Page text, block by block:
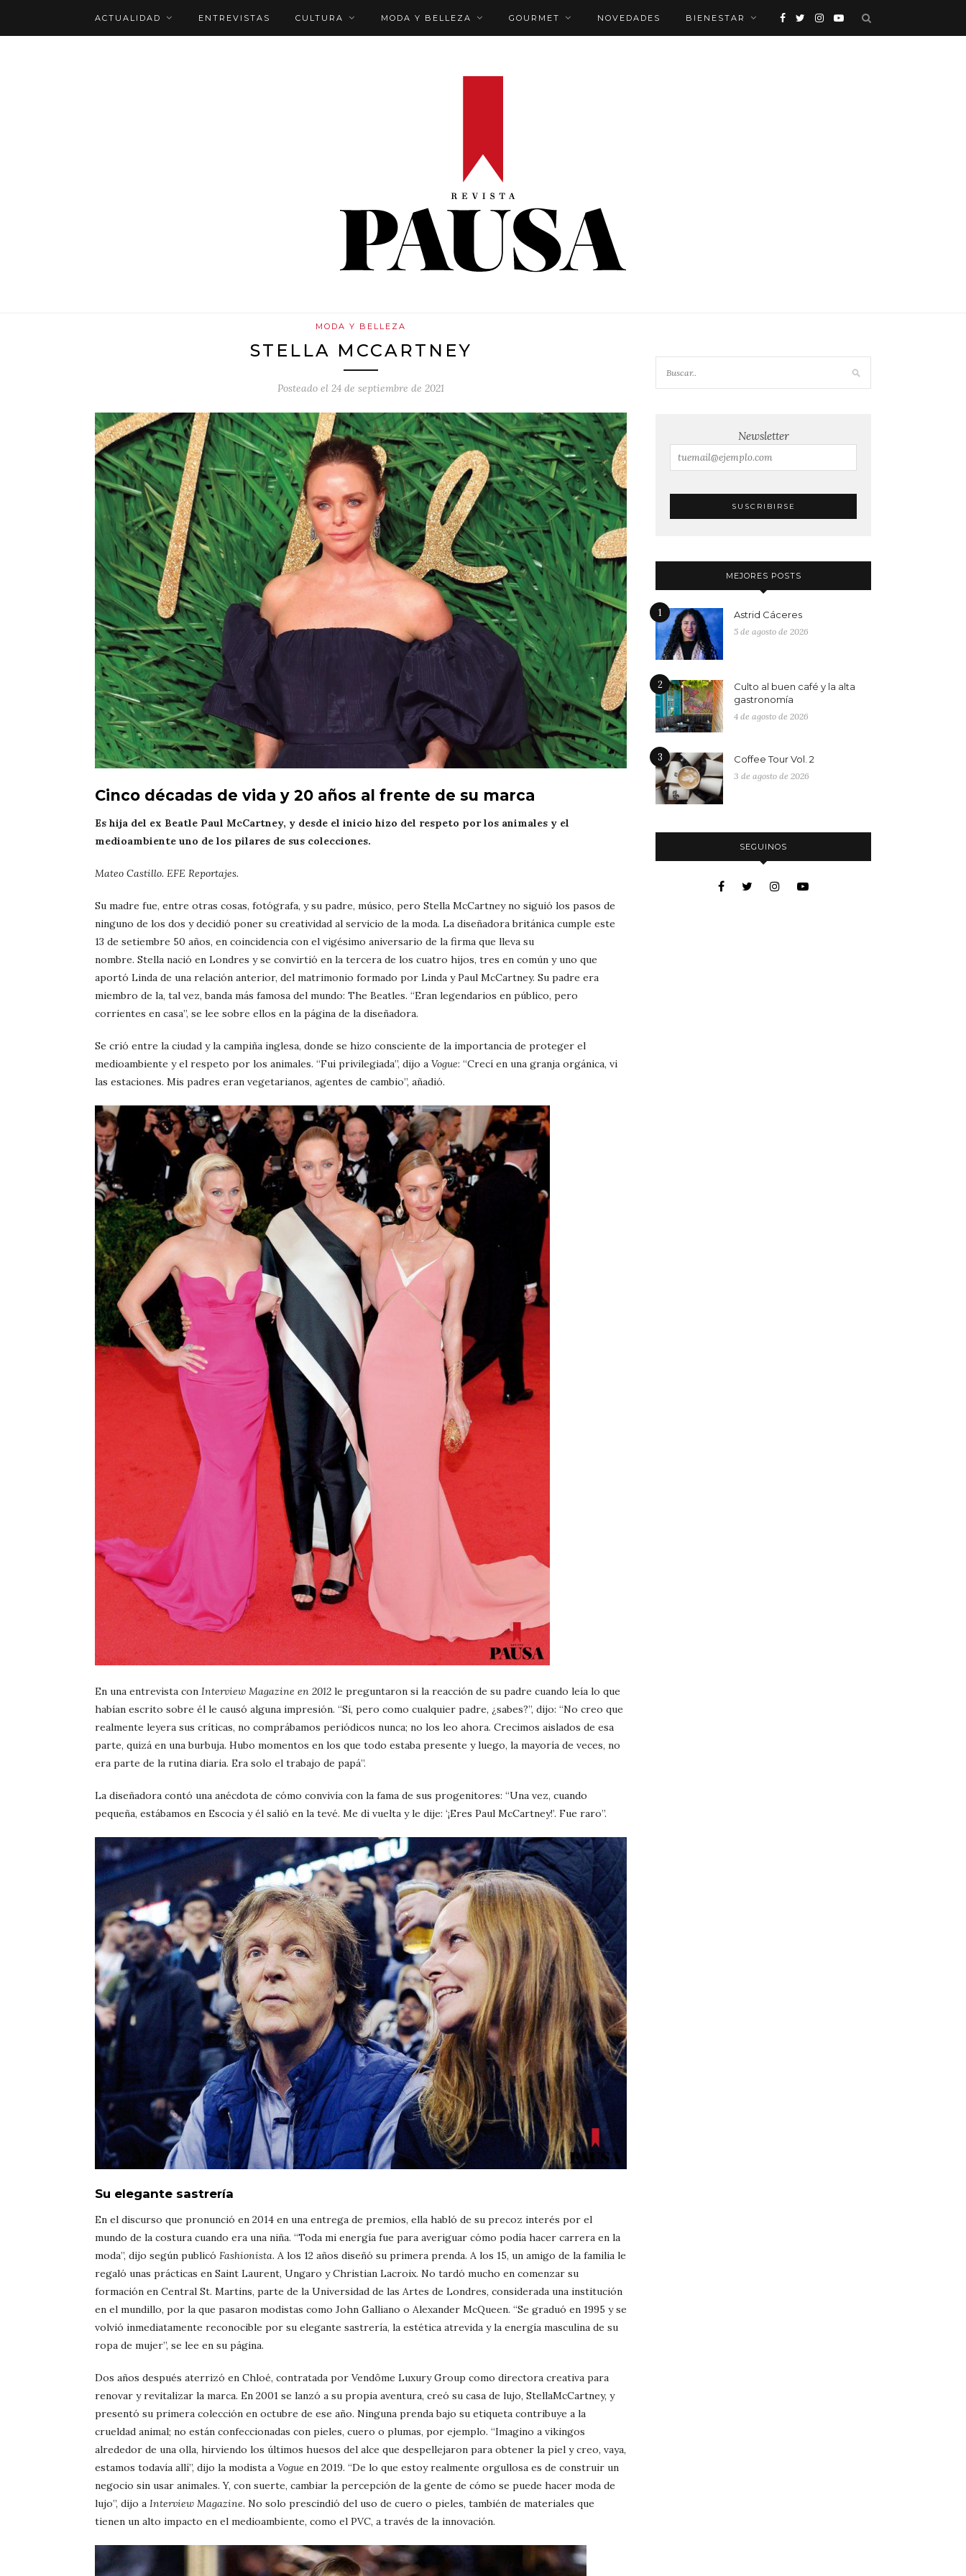
ACTUALIDAD ENTREVISTAS CULTURA MODA Y BELLEZA GOURMET NOVEDADES BIENESTAR
MODA Y BELLEZA
STELLA MCCARTNEY
Posteado el 24 de septiembre de 2021
Cinco décadas de vida y 20 años al frente de su marca
Es hija del ex Beatle Paul McCartney, y desde el inicio hizo del respeto por los animales y el
medioambiente uno de los pilares de sus colecciones.
Mateo Castillo. EFE Reportajes.
Su madre fue, entre otras cosas, fotógrafa, y su padre, músico, pero Stella McCartney no siguió los pasos de
ninguno de los dos y decidió poner su creatividad al servicio de la moda. La diseñadora británica cumple este
13 de setiembre 50 años, en coincidencia con el vigésimo aniversario de la firma que lleva su
nombre. Stella nació en Londres y se convirtió en la tercera de los cuatro hijos, tres en común y uno que
aportó Linda de una relación anterior, del matrimonio formado por Linda y Paul McCartney. Su padre era
miembro de la, tal vez, banda más famosa del mundo: The Beatles. “Eran legendarios en público, pero
corrientes en casa”, se lee sobre ellos en la página de la diseñadora.
Se crió entre la ciudad y la campiña inglesa, donde se hizo consciente de la importancia de proteger el
medioambiente y el respeto por los animales. “Fui privilegiada”, dijo a Vogue: “Crecí en una granja orgánica, vi
las estaciones. Mis padres eran vegetarianos, agentes de cambio”, añadió.
En una entrevista con Interview Magazine en 2012 le preguntaron si la reacción de su padre cuando leía lo que
habían escrito sobre él le causó alguna impresión. “Sí, pero como cualquier padre, ¿sabes?”, dijo: “No creo que
realmente leyera sus críticas, no comprábamos periódicos nunca; no los leo ahora. Crecimos aislados de esa
parte, quizá en una burbuja. Hubo momentos en los que todo estaba presente y luego, la mayoría de veces, no
era parte de la rutina diaria. Era solo el trabajo de papá”.
La diseñadora contó una anécdota de cómo convivía con la fama de sus progenitores: “Una vez, cuando
pequeña, estábamos en Escocia y él salió en la tevé. Me di vuelta y le dije: ‘¡Eres Paul McCartney!’. Fue raro”.
Su elegante sastrería
En el discurso que pronunció en 2014 en una entrega de premios, ella habló de su precoz interés por el
mundo de la costura cuando era una niña. “Toda mi energía fue para averiguar cómo podía hacer carrera en la
moda”, dijo según publicó Fashionista. A los 12 años diseñó su primera prenda. A los 15, un amigo de la familia le
regaló unas prácticas en Saint Laurent, Ungaro y Christian Lacroix. No tardó mucho en comenzar su
formación en Central St. Martins, parte de la Universidad de las Artes de Londres, considerada una institución
en el mundillo, por la que pasaron modistas como John Galliano o Alexander McQueen. “Se graduó en 1995 y se
volvió inmediatamente reconocible por su elegante sastrería, la estética atrevida y la energía masculina de su
ropa de mujer”, se lee en su página.
Dos años después aterrizó en Chloé, contratada por Vendôme Luxury Group como directora creativa para
renovar y revitalizar la marca. En 2001 se lanzó a su propia aventura, creó su casa de lujo, StellaMcCartney, y
presentó su primera colección en octubre de ese año. Ninguna prenda bajo su etiqueta contribuye a la
crueldad animal; no están confeccionadas con pieles, cuero o plumas, por ejemplo. “Imagino a vikingos
alrededor de una olla, hirviendo los últimos huesos del alce que despellejaron para obtener la piel y creo, vaya,
estamos todavía allí”, dijo la modista a Vogue en 2019. “De lo que estoy realmente orgullosa es de construir un
negocio sin usar animales. Y, con suerte, cambiar la percepción de la gente de cómo se puede hacer moda de
lujo”, dijo a Interview Magazine. No solo prescindió del uso de cuero o pieles, también de materiales que
tienen un alto impacto en el medioambiente, como el PVC, a través de la innovación.
Newsletter
MEJORES POSTS
1 Astrid Cáceres
5 de agosto de 2026
2
Culto al buen café y la alta
gastronomía
4 de agosto de 2026
3 Coffee Tour Vol. 2
3 de agosto de 2026
SEGUINOS